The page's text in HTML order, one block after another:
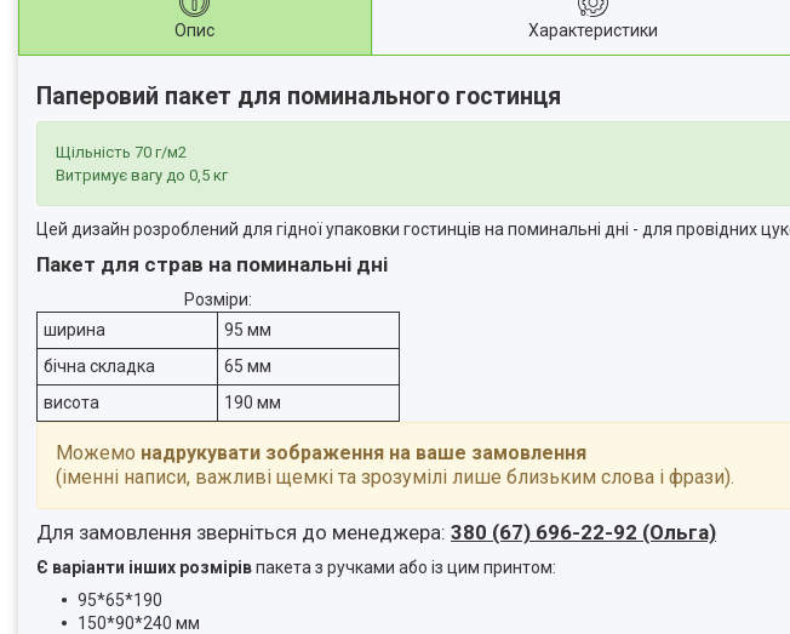
Опис Характеристики
Паперовий пакет для поминального гостинця
Щільність 70 г/м2
Витримує вагу до 0,5 кг
Цей дизайн розроблений для гідної упаковки гостинців на поминальні дні - для провідних
Пакет для страв на поминальні дні
Розміри:
ширина
95 мм
бічна складка
65 мм
висота
190 мм
Можемо надрукувати зображення на ваше замовлення
(іменні написи, важливі щемкі та зрозумілі лише близьким слова і фрази).
Для замовлення зверніться до менеджера: 380 (67) 696-22-92 (Ольга)
Є варіанти інших розмірівпакета з ручками або із цим принтом:
95*65*190
150*90*240 мм